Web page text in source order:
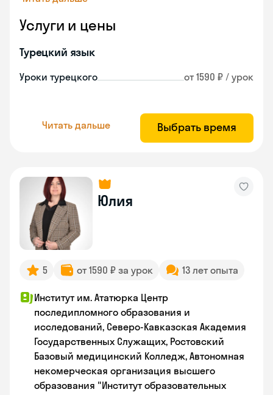
Услуги и цены
Турецкий язык
Уроки турецкого от 1590 ₽ / урок
Читать дальше Выбрать время
Юлия
5 от 1590 ₽ за урок 13 лет опыта
Институт им. Ататюрка Центр
последипломного образования и
исследований, Северо-Кавказская Академия
Государственных Служащих, Ростовский
Базовый медицинский Колледж, Автономная
некомерческая организация высшего
образования "Институт образовательных